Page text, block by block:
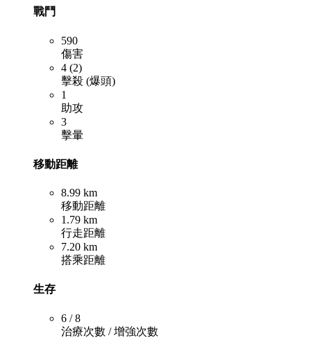
戰鬥
590
傷害
4 (2)
擊殺 (爆頭)
1
助攻
3
擊暈
移動距離
8.99 km
移動距離
1.79 km
行走距離
7.20 km
搭乘距離
生存
6 / 8
治療次數 / 增強次數